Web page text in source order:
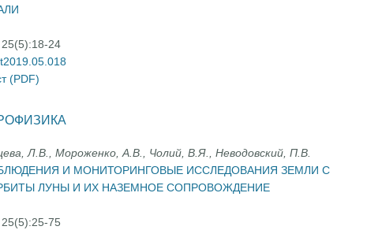
24
(PDF)
Л.В., Мороженко, А.В., Чолий, В.Я., Неводовский, П.В.
И МОНИТОРИНГОВЫЕ ИССЛЕДОВАНИЯ ЗЕМЛИ С
ЛУНЫ И ИХ НАЗЕМНОЕ СОПРОВОЖДЕНИЕ
75